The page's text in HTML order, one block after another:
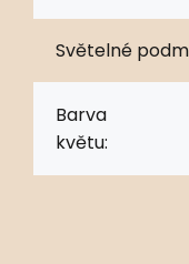
Světelné
Barva
květu: